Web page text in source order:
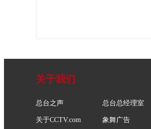
关于我们
总台之声 总台总经理室
关于CCTV.com 象舞广告